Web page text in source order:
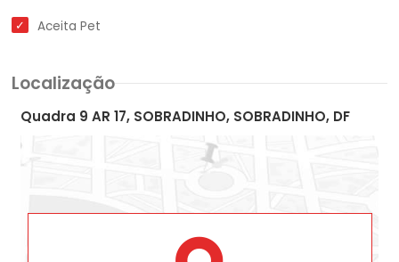
Aceita Pet
Localização
Quadra 9 AR 17, SOBRADINHO, SOBRADINHO, DF